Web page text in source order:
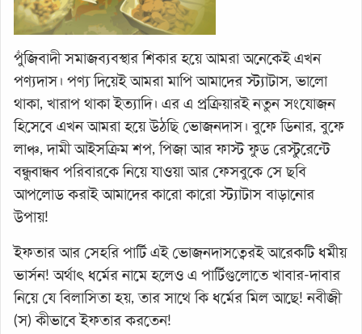
পুঁজিবাদী সমাজব্যবস্থার শিকার হয়ে আমরা অনেকেই এখন
পণ্যদাস। পণ্য দিয়েই আমরা মাপি আমাদের স্ট্যাটাস, ভালো
থাকা, খারাপ থাকা ইত্যাদি। এর এ প্রক্রিয়ারই নতুন সংযোজন
হিসেবে এখন আমরা হয়ে উঠছি ভোজনদাস। বুফে ডিনার, বুফে
লাঞ্চ, দামী আইসক্রিম শপ, পিজা আর ফাস্ট ফুড রেস্টুরেন্টে
বন্ধুবান্ধব পরিবারকে নিয়ে যাওয়া আর ফেসবুকে সে ছবি
আপলোড করাই আমাদের কারো কারো স্ট্যাটাস বাড়ানোর
উপায়!
ইফতার আর সেহরি পার্টি এই ভোজনদাসত্বেরই আরেকটি ধর্মীয়
ভার্সন! অর্থাৎ ধর্মের নামে হলেও এ পার্টিগুলোতে খাবার-দাবার
নিয়ে যে বিলাসিতা হয়, তার সাথে কি ধর্মের মিল আছে! নবীজী
(স) কীভাবে ইফতার করতেন!